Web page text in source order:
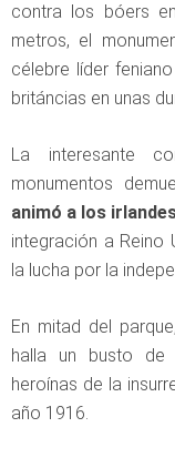
contra los bóers
metros, el
célebre líder
británcias en unas
La interesante
monumentos
animó a los
integración a Reino
la lucha por la
En mitad del
halla un busto de
heroínas de la
año 1916.